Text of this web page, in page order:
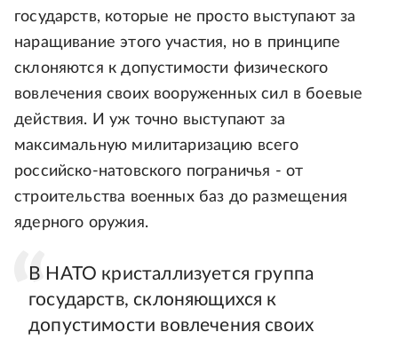
государств, которые не просто выступают за
наращивание этого участия, но в принципе
склоняются к допустимости физического
вовлечения своих вооруженных сил в боевые
действия. И уж точно выступают за
максимальную милитаризацию всего
российско-натовского пограничья - от
строительства военных баз до размещения
ядерного оружия.
В НАТО кристаллизуется группа
государств, склоняющихся к
допустимости вовлечения своих